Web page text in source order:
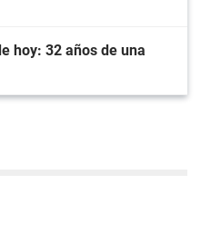
hoy: 32 años de una